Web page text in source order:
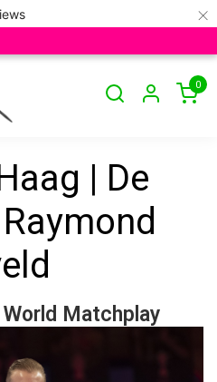
×
0
| De
Matchplay